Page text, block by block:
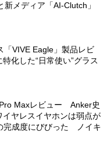
メディア「AI-Clutch」
「VIVE Eagle」製品レビ
化した“日常使い”グラス
Maxレビュー Anker史
ヤレスイヤホンは弱点が
完成度にびびった ノイキ